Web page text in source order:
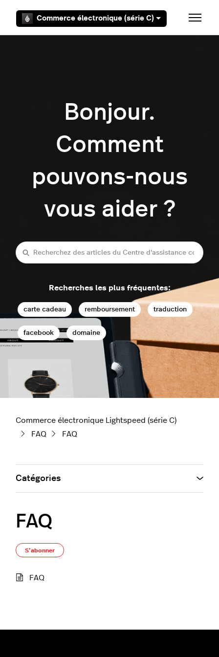
Commerce électronique (série C) Ouvrir/
Bonjour.
Comment
pouvons-nous
vous aider ?
Recherche
Recherches les plus fréquentes:
carte cadeau remboursement traduction
facebook domaine
Commerce électronique Lightspeed (série C)
FAQ
FAQ
FAQ
S’abonner
FAQ
Catégories